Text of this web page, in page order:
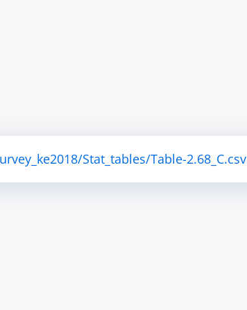
Stat_tables/Table-2.68_C.csv